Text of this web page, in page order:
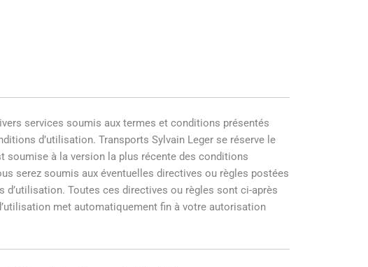
services soumis aux termes et conditions présentés
d’utilisation. Transports Sylvain Leger se réserve le
soumise à la version la plus récente des conditions
serez soumis aux éventuelles directives ou règles postées
Toutes ces directives ou règles sont ci-après
met automatiquement fin à votre autorisation